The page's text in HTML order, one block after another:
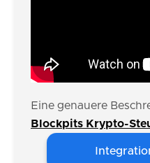
Eine genauere
Blockpits Krypto-